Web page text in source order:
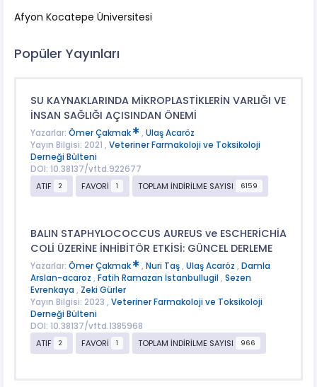
Afyon Kocatepe Üniversitesi
Popüler Yayınları
SU KAYNAKLARINDA MİKROPLASTİKLERİN VARLIĞI VE
İNSAN SAĞLIĞI AÇISINDAN ÖNEMİ
Yazarlar: Ömer Çakmak , Ulaş Acaröz
Yayın Bilgisi: 2021 , Veteriner Farmakoloji ve Toksikoloji
Derneği Bülteni
DOI: 10.38137/vftd.922677
ATIF
2 FAVORİ 1 TOPLAM İNDİRİLME SAYISI 6159
BALIN STAPHYLOCOCCUS AUREUS ve ESCHERİCHİA
COLİ ÜZERİNE İNHİBİTÖR ETKİSİ: GÜNCEL DERLEME
Yazarlar: Ömer Çakmak , Nuri Taş, Ulaş Acaröz , Damla
Arslan-acaroz , Fatih Ramazan İstanbullugil , Sezen
Evrenkaya , Zeki Gürler
Yayın Bilgisi: 2023 , Veteriner Farmakoloji ve Toksikoloji
Derneği Bülteni
DOI: 10.38137/vftd.1385968
ATIF
2 FAVORİ 1 TOPLAM İNDİRİLME SAYISI 966